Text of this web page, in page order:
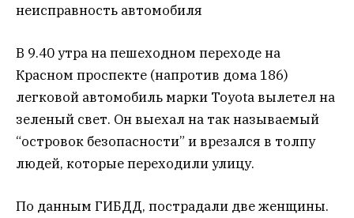
неисправность автомобиля
В 9.40 утра на пешеходном переходе на
Красном проспекте (напротив дома 186)
легковой автомобиль марки Toyota вылетел на
зеленый свет. Он выехал на так называемый
“островок безопасности” и врезался в толпу
людей, которые переходили улицу.
По данным ГИБДД, пострадали две женщины.